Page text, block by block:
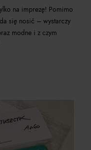
na imprezę! Pomimo
się nosić – wystarczy
modne i z czym